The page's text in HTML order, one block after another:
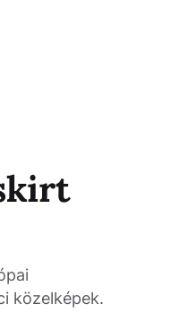
közelképek.